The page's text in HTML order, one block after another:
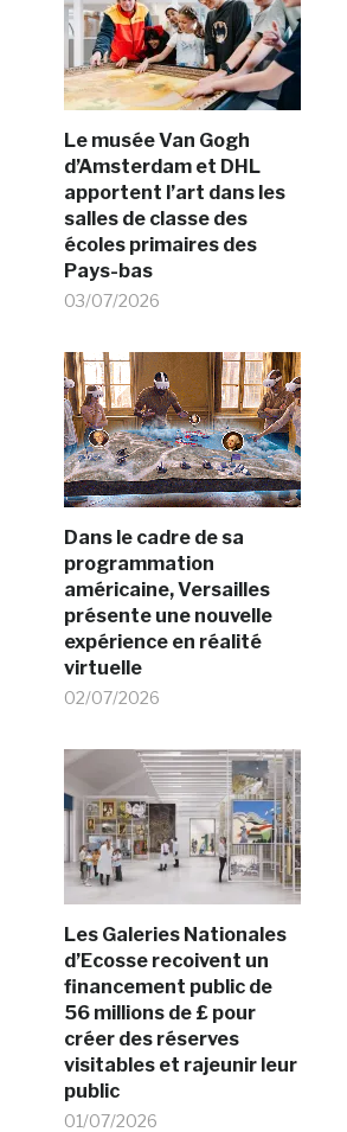
Le musée Van Gogh
d’Amsterdam et DHL
apportent l’art dans les
salles de classe des
écoles primaires des
Pays-bas
03/07/2026
Dans le cadre de sa
programmation
américaine, Versailles
présente une nouvelle
expérience en réalité
virtuelle
02/07/2026
Les Galeries Nationales
d’Ecosse recoivent un
financement public de
56 millions de £ pour
créer des réserves
visitables et rajeunir leur
public
01/07/2026